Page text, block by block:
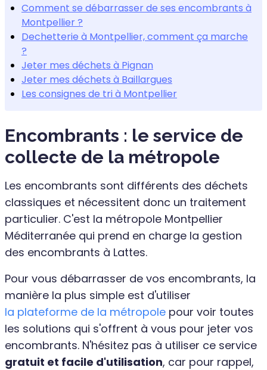
Comment se débarrasser de ses encombrants à
Montpellier ?
Dechetterie à Montpellier, comment ça marche
?
Jeter mes déchets à Pignan
Jeter mes déchets à Baillargues
Les consignes de tri à Montpellier
Encombrants : le service de
collecte de la métropole
Les encombrants sont différents des déchets
classiques et nécessitent donc un traitement
particulier. C'est la métropole Montpellier
Méditerranée qui prend en charge la gestion
des encombrants à Lattes.
Pour vous débarrasser de vos encombrants, la
manière la plus simple est d'utiliser
la plateforme de la métropole pour voir toutes
les solutions qui s'offrent à vous pour jeter vos
encombrants. N'hésitez pas à utiliser ce service
gratuit et facile d'utilisation, car pour rappel,